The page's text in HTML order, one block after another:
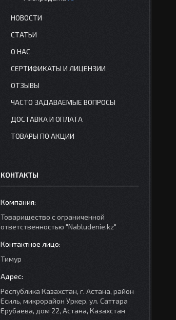
НОВОСТИ
СТАТЬИ
О НАС
СЕРТИФИКАТЫ И ЛИЦЕНЗИИ
ОТЗЫВЫ
ЧАСТО ЗАДАВАЕМЫЕ ВОПРОСЫ
ДОСТАВКА И ОПЛАТА
ТОВАРЫ ПО АКЦИИ
КОНТАКТЫ
Товарищество с ограниченной
ответственностью "Nabludenie.kz"
Тимур
Республика Казахстан, г. Астана, район
Есиль, микрорайон Уркер, ул. Саттара
Ерубаева, дом 22, Астана, Казахстан